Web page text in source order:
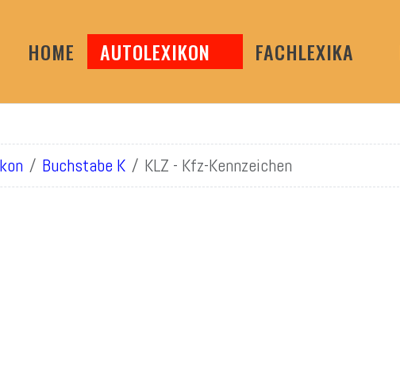
HOME AUTOLEXIKON FACHLEXIKA
Buchstabe K KLZ - Kfz-Kennzeichen